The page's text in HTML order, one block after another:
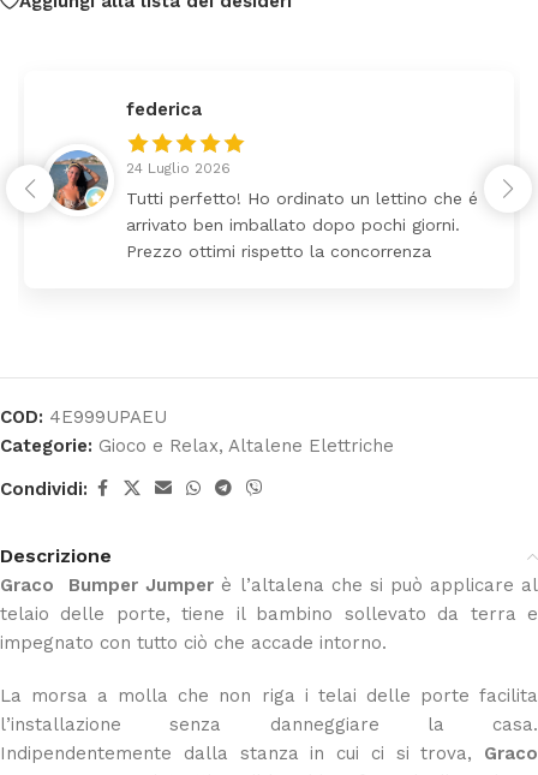
federica
24 Luglio 2026
Tutti perfetto! Ho ordinato un lettino che é
arrivato ben imballato dopo pochi giorni.
Prezzo ottimi rispetto la concorrenza
COD: 4E999UPAEU
Categorie: Gioco e Relax, Altalene Elettriche
Condividi:
Descrizione
Graco Bumper Jumper è l’altalena che si può applicare al
telaio delle porte, tiene il bambino sollevato da terra e
impegnato con tutto ciò che accade intorno.
La morsa a molla che non riga i telai delle porte facilita
l’installazione senza danneggiare la casa.
Indipendentemente dalla stanza in cui ci si trova, Graco